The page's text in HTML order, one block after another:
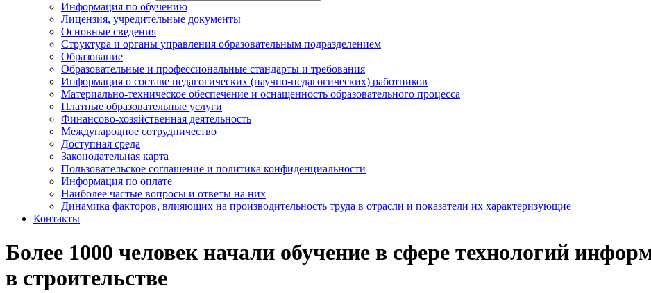
Информация по обучению
Лицензия, учредительные документы
Основные сведения
Структура и органы управления образовательным подразделением
Образование
Образовательные и профессиональные стандарты и требования
Информация о составе педагогических (научно-педагогических) работников
Материально-техническое обеспечение и оснащенность образовательного процесса
Платные образовательные услуги
Финансово-хозяйственная деятельность
Международное сотрудничество
Доступная среда
Законодательная карта
Пользовательское соглашение и политика конфиденциальности
Информация по оплате
Наиболее частые вопросы и ответы на них
Динамика факторов, влияющих на производительность труда в отрасли и показатели их характеризующие
Контакты
Более 1000 человек начали обучение в сфере технологий
в строительстве